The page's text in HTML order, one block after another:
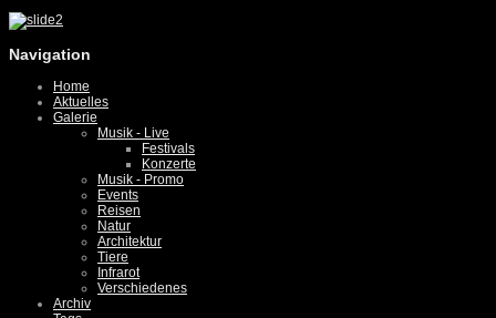
Navigation
Home
Aktuelles
Galerie
Musik - Live
Festivals
Konzerte
Musik - Promo
Events
Reisen
Natur
Architektur
Tiere
Infrarot
Verschiedenes
Archiv